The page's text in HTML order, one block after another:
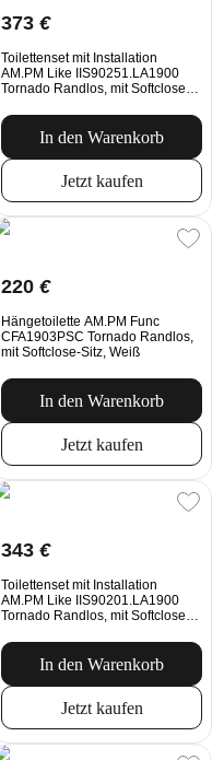
373 €
Toilettenset mit Installation
AM.PM Like IIS90251.LA1900
Tornado Randlos, mit Softclose-
Chrom
In den Warenkorb
Jetzt kaufen
220 €
Hängetoilette AM.PM Func
CFA1903PSC Tornado Randlos,
mit Softclose-Sitz, Weiß
In den Warenkorb
Jetzt kaufen
343 €
Toilettenset mit Installation
AM.PM Like IIS90201.LA1900
Tornado Randlos, mit Softclose-
Weiß
In den Warenkorb
Jetzt kaufen